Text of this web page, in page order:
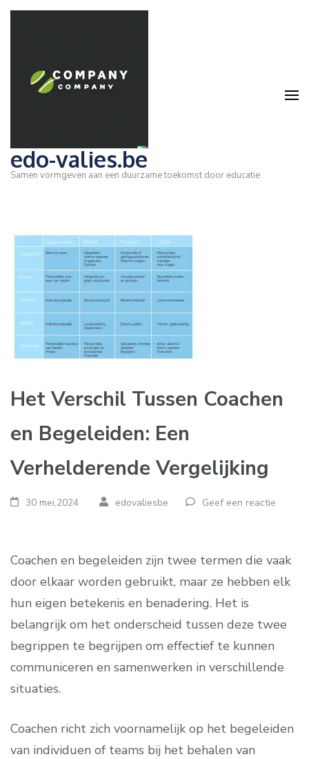
Ga
edo-valies.be
Samen vormgeven aan een duurzame toekomst door educatie
Het Verschil Tussen Coachen
en Begeleiden: Een
Verhelderende Vergelijking
30 mei,2024 edovaliesbe Geef een reactie
Coachen en begeleiden zijn twee termen die vaak
door elkaar worden gebruikt, maar ze hebben elk
hun eigen betekenis en benadering. Het is
belangrijk om het onderscheid tussen deze twee
begrippen te begrijpen om effectief te kunnen
communiceren en samenwerken in verschillende
situaties.
Coachen richt zich voornamelijk op het begeleiden
van individuen of teams bij het behalen van